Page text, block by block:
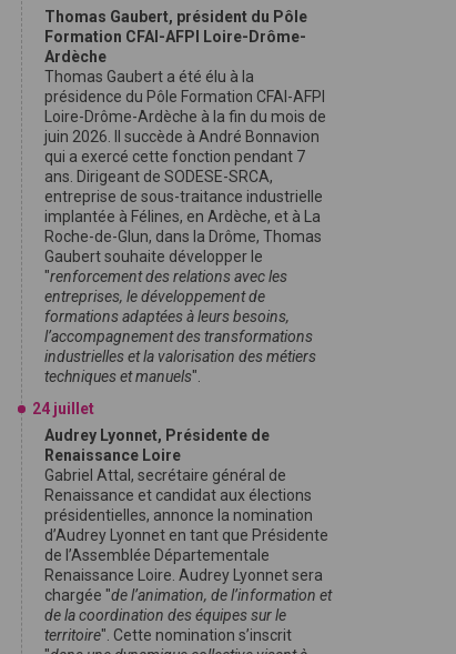
Thomas Gaubert, président du Pôle
Formation CFAI-AFPI Loire-Drôme-
Ardèche
Thomas Gaubert a été élu à la
présidence du Pôle Formation CFAI-AFPI
Loire-Drôme-Ardèche à la fin du mois de
juin 2026. Il succède à André Bonnavion
qui a exercé cette fonction pendant 7
ans. Dirigeant de SODESE-SRCA,
entreprise de sous-traitance industrielle
implantée à Félines, en Ardèche, et à La
Roche-de-Glun, dans la Drôme, Thomas
Gaubert souhaite développer le
"renforcement des relations avec les
entreprises, le développement de
formations adaptées à leurs besoins,
l’accompagnement des transformations
industrielles et la valorisation des métiers
techniques et manuels".
24 juillet
Audrey Lyonnet, Présidente de
Renaissance Loire
Gabriel Attal, secrétaire général de
Renaissance et candidat aux élections
présidentielles, annonce la nomination
d’Audrey Lyonnet en tant que Présidente
de l’Assemblée Départementale
Renaissance Loire. Audrey Lyonnet sera
chargée "de l’animation, de l’information et
de la coordination des équipes sur le
territoire". Cette nomination s’inscrit